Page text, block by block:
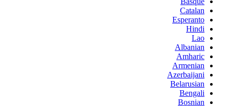
Catalan
Esperanto
Hindi
Lao
Albanian
Amharic
Armenian
Azerbaijani
Belarusian
Bengali
Bosnian